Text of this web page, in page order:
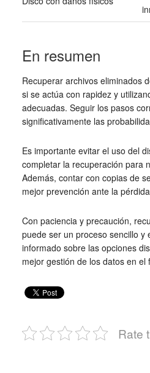
En resumen
Recuperar archivos eliminados
si se actúa con rapidez y
adecuadas. Seguir los pasos
significativamente las
Es importante evitar el uso del
completar la recuperación para
Además, contar con copias de
mejor prevención ante la
Con paciencia y precaución,
puede ser un proceso sencillo y
informado sobre las opciones
mejor gestión de los datos en el
Rate